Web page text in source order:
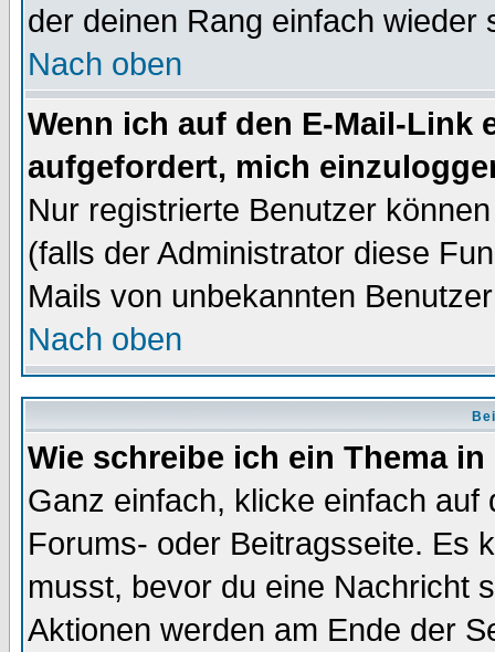
der deinen Rang einfach wieder
Nach oben
Wenn ich auf den E-Mail-Link
aufgefordert, mich
Nur registrierte Benutzer
(falls der Administrator diese
Mails von unbekannten
Nach oben
Wie schreibe ich ein Thema
Ganz einfach, klicke einfach
Forums- oder Beitragsseite. Es
musst, bevor du eine Nachricht
Aktionen werden am Ende der